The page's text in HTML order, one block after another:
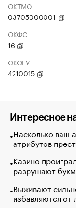
ОКТМО
03705000001
ОКФС
16
ОКОГУ
4210015
Интересное
Насколько ваш
атрибутов
Казино
разрушают
Выживают
избавляются от